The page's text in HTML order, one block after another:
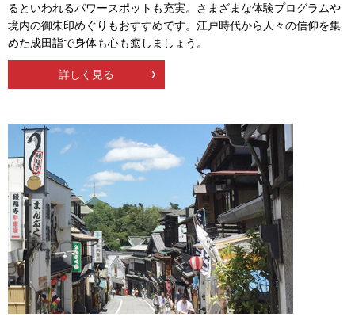
るといわれるパワースポットも充実。さまざまな体験プログラムや
境内の御朱印めぐりもおすすめです。江戸時代から人々の信仰を集
めた成田詣で身体も心も癒しましょう。
詳しく見る